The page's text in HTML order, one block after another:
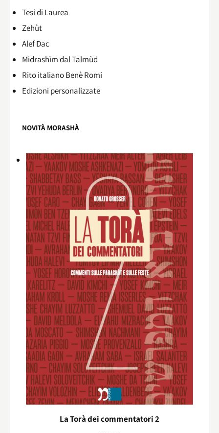
Tesi di Laurea
Zehùt
Alef Dac
Midrashìm dal Talmùd
Rito italiano Benè Romi​
Edizioni personalizzate
NOVITÀ MORASHÀ
La Torà dei commentatori 2